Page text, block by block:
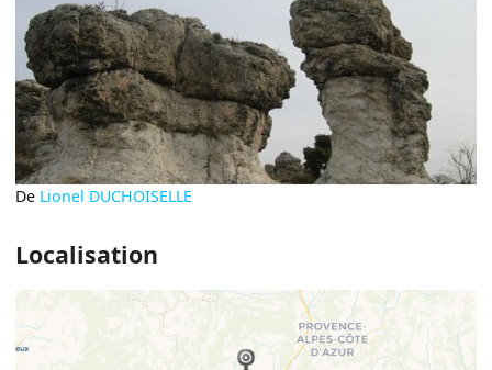
De Lionel DUCHOISELLE
Localisation